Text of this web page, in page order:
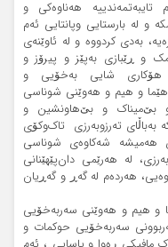
هەناوەکی و
و لە بارستایی وپانتایی ئەم
بەدی کردووە و لە ئاوێنەی
و ڕێبازی بەپێز و پیرۆز و
هۆکاری شایی بەخۆیی و
و هیم و هەوێنی شوناسی
و بێ‌میناک و بێ‌هاونشین و
تەرزوبەرزی تاک‌وکۆی
هەمیشە شەکاوەی شوناسی
لە هەرێمی دان‌پێهێنانی
هەردەم لە گەڕ و گەڕیان
و هیم و هەوێنی سەربەخۆیی
سەربەخۆیی حوکمات و